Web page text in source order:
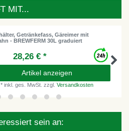
MIT...
Getränkefass, Gäreimer mit
- BREWFERM 30L graduiert
28,26 € *
Artikel anzeigen
* inkl. ges. MwSt. zzgl. Versandkosten
sein an: